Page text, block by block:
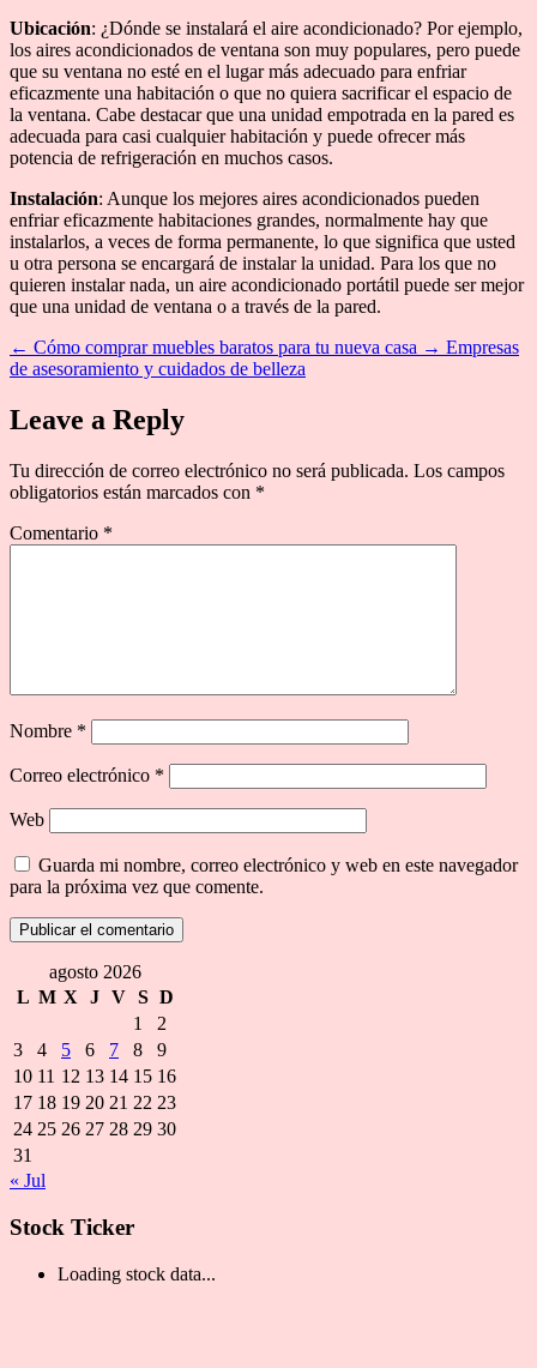
Ubicación: ¿Dónde se instalará el aire acondicionado? Por ejemplo,
los aires acondicionados de ventana son muy populares, pero puede
que su ventana no esté en el lugar más adecuado para enfriar
eficazmente una habitación o que no quiera sacrificar el espacio de
la ventana. Cabe destacar que una unidad empotrada en la pared es
adecuada para casi cualquier habitación y puede ofrecer más
potencia de refrigeración en muchos casos.
Instalación: Aunque los mejores aires acondicionados pueden
enfriar eficazmente habitaciones grandes, normalmente hay que
instalarlos, a veces de forma permanente, lo que significa que usted
u otra persona se encargará de instalar la unidad. Para los que no
quieren instalar nada, un aire acondicionado portátil puede ser mejor
que una unidad de ventana o a través de la pared.
← Cómo comprar muebles baratos para tu nueva casa → Empresas
de asesoramiento y cuidados de belleza
Leave a Reply
Tu dirección de correo electrónico no será publicada. Los campos
obligatorios están marcados con *
Comentario *
Nombre *
Correo electrónico *
Web
Guarda mi nombre, correo electrónico y web en este navegador
para la próxima vez que comente.
agosto 2026
L M X J V S D
1
2
3
4 5 6 7 8
9
10 11 12 13 14 15 16
17 18 19 20 21 22 23
24 25 26 27 28 29 30
31
« Jul
Stock Ticker
Loading stock data...